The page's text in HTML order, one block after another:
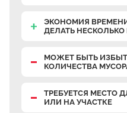
Бритово
Ивановка
Нижнее Велино
ЭКОНОМИЯ
ДЕЛАТЬ
МОЖЕТ БЫТЬ
КОЛИЧЕСТВА
ТРЕБУЕТСЯ МЕСТО
ИЛИ НА УЧАСТКЕ